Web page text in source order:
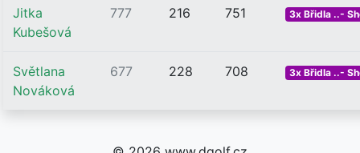
Jitka
Kubešová
777 216 751 3x Břidla ..-
Světlana
Nováková
677 228 708 3x Břidla ..-